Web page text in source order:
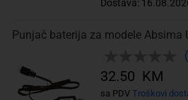
Dostava:
Punjač baterija za modele Absima
32.50 KM
sa PDV Troškovi